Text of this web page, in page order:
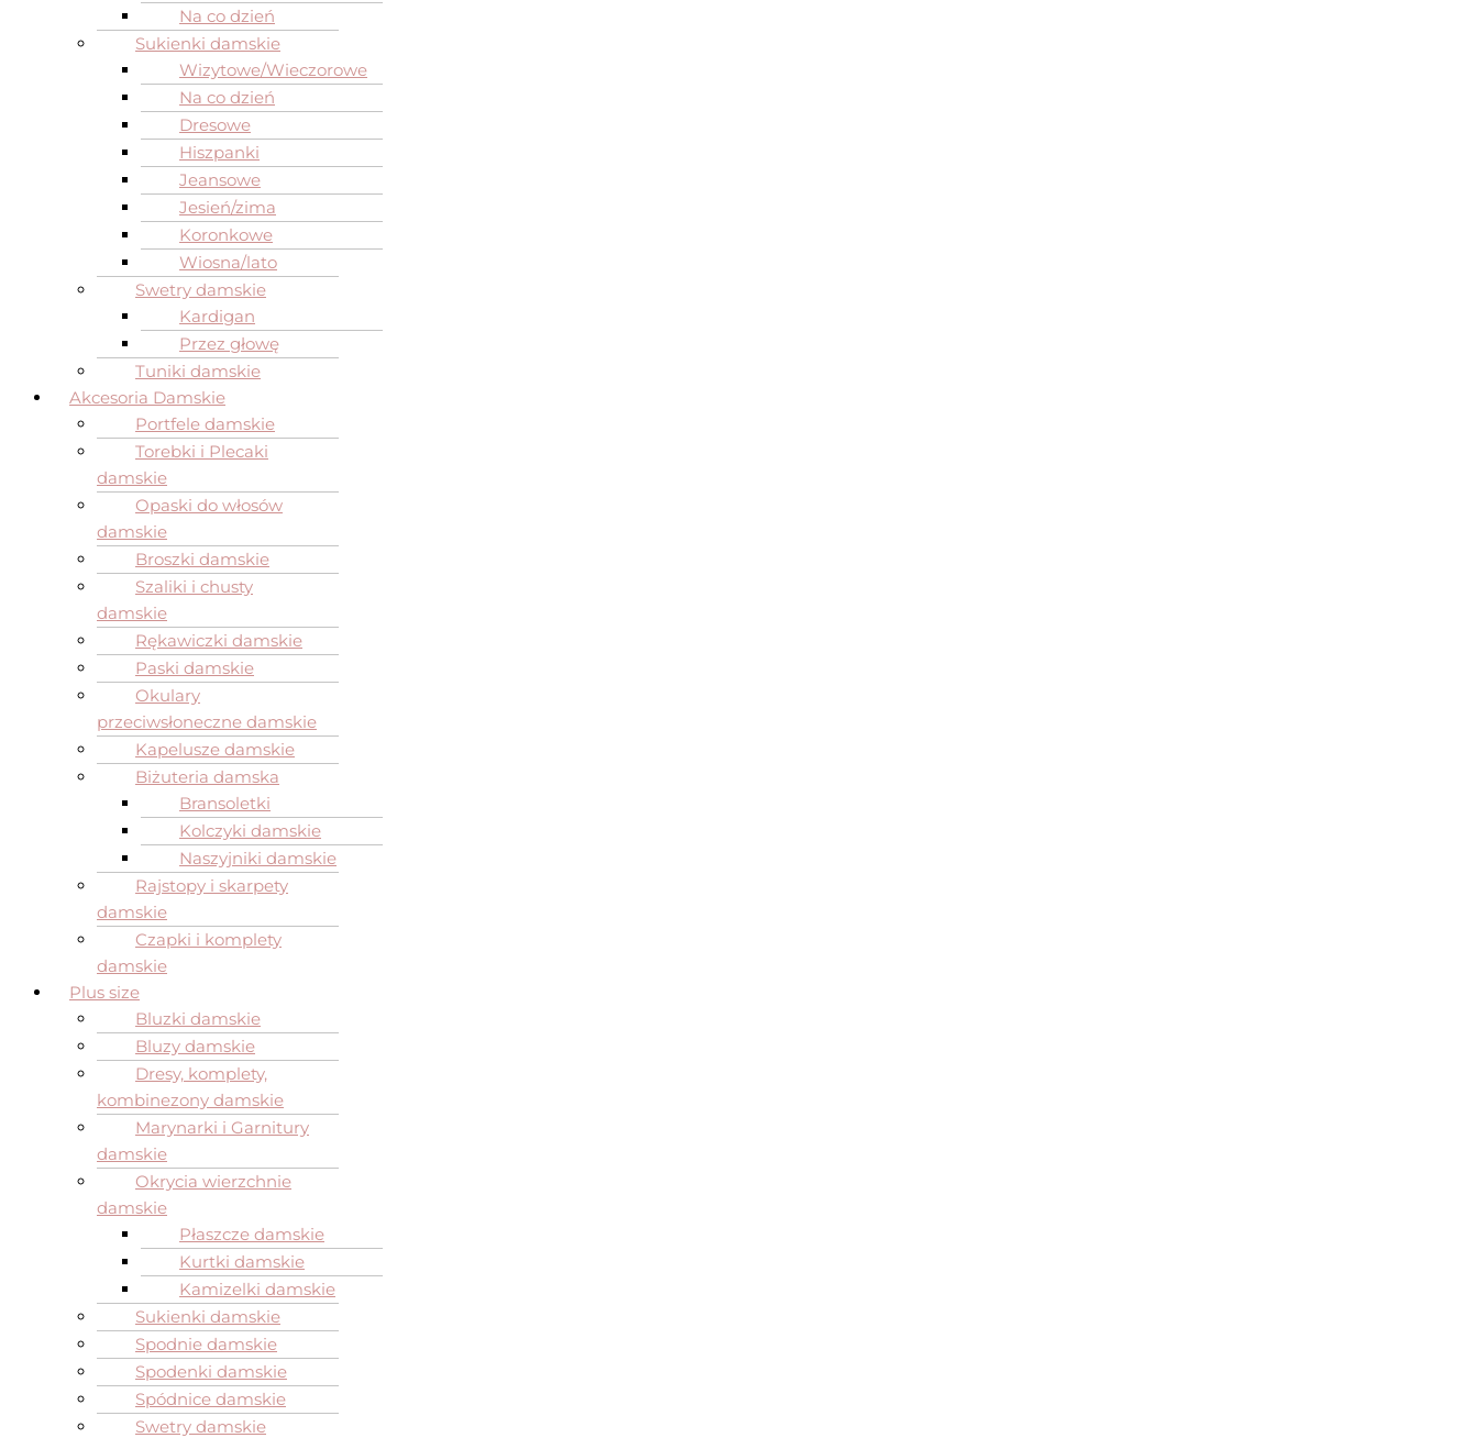
Na co dzień
Sukienki damskie
Wizytowe/Wieczorowe
Na co dzień
Dresowe
Hiszpanki
Jeansowe
Jesień/zima
Koronkowe
Wiosna/lato
Swetry damskie
Kardigan
Przez głowę
Tuniki damskie
Akcesoria Damskie
Portfele damskie
Torebki i Plecaki
damskie
Opaski do włosów
damskie
Broszki damskie
Szaliki i chusty
damskie
Rękawiczki damskie
Paski damskie
Okulary
przeciwsłoneczne damskie
Kapelusze damskie
Biżuteria damska
Bransoletki
Kolczyki damskie
Naszyjniki damskie
Rajstopy i skarpety
damskie
Czapki i komplety
damskie
Plus size
Bluzki damskie
Bluzy damskie
Dresy, komplety,
kombinezony damskie
Marynarki i Garnitury
damskie
Okrycia wierzchnie
damskie
Płaszcze damskie
Kurtki damskie
Kamizelki damskie
Sukienki damskie
Spodnie damskie
Spodenki damskie
Spódnice damskie
Swetry damskie